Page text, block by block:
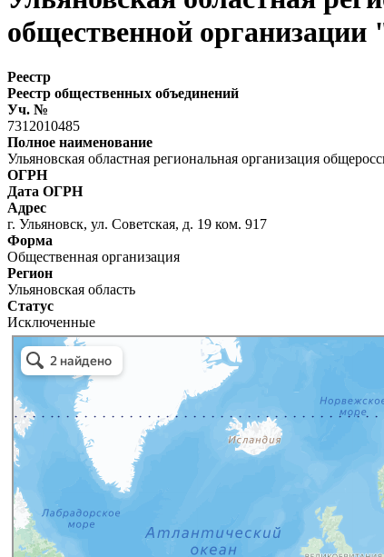
общественной организации
Реестр
Реестр общественных объединений
Уч. №
7312010485
Полное наименование
Ульяновская областная региональная организация
ОГРН
Дата ОГРН
Адрес
г. Ульяновск, ул. Советская, д. 19 ком. 917
Форма
Общественная организация
Регион
Ульяновская область
Статус
Исключенные